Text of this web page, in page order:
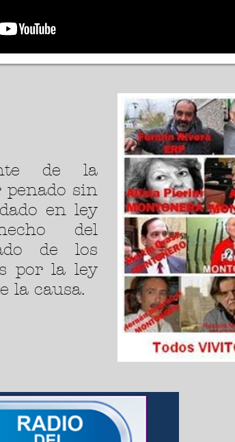
de la
penado sin
en ley
del
de los
por la ley
la causa.